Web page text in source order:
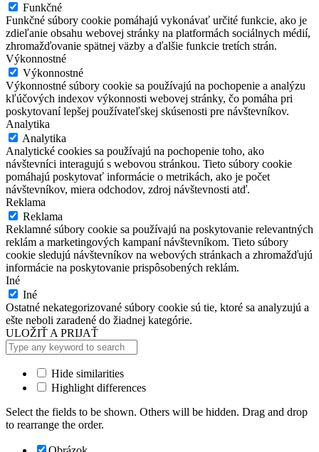
Funkčné
Funkčné súbory cookie pomáhajú vykonávať určité funkcie, ako je
zdieľanie obsahu webovej stránky na platformách sociálnych médií,
zhromažďovanie spätnej väzby a ďalšie funkcie tretích strán.
Výkonnostné
Výkonnostné
Výkonnostné súbory cookie sa používajú na pochopenie a analýzu
kľúčových indexov výkonnosti webovej stránky, čo pomáha pri
poskytovaní lepšej používateľskej skúsenosti pre návštevníkov.
Analytika
Analytika
Analytické cookies sa používajú na pochopenie toho, ako
návštevníci interagujú s webovou stránkou. Tieto súbory cookie
pomáhajú poskytovať informácie o metrikách, ako je počet
návštevníkov, miera odchodov, zdroj návštevnosti atď.
Reklama
Reklama
Reklamné súbory cookie sa používajú na poskytovanie relevantných
reklám a marketingových kampaní návštevníkom. Tieto súbory
cookie sledujú návštevníkov na webových stránkach a zhromažďujú
informácie na poskytovanie prispôsobených reklám.
Iné
Iné
Ostatné nekategorizované súbory cookie sú tie, ktoré sa analyzujú a
ešte neboli zaradené do žiadnej kategórie.
ULOŽIŤ A PRIJAŤ
Hide similarities
Highlight differences
Select the fields to be shown. Others will be hidden. Drag and drop
to rearrange the order.